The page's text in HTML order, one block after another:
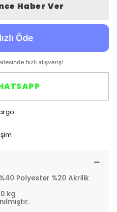
Haber Ver
Polyester %20 Akrilik
kg